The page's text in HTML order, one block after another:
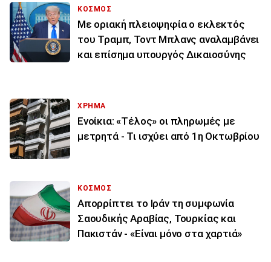
ΚΟΣΜΟΣ
Με οριακή πλειοψηφία ο εκλεκτός
του Τραμπ, Τοντ Μπλανς αναλαμβάνει
και επίσημα υπουργός Δικαιοσύνης
ΧΡΗΜΑ
Ενοίκια: «Τέλος» οι πληρωμές με
μετρητά - Τι ισχύει από 1η Οκτωβρίου
ΚΟΣΜΟΣ
Απορρίπτει το Ιράν τη συμφωνία
Σαουδικής Αραβίας, Τουρκίας και
Πακιστάν - «Είναι μόνο στα χαρτιά»